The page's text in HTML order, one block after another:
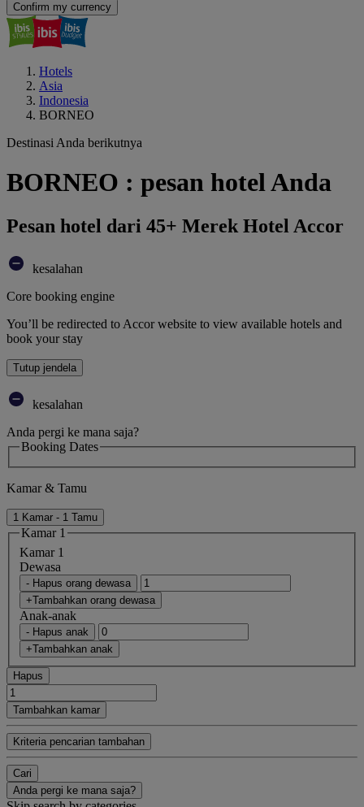
Confirm my currency
Hotels
Asia
Indonesia
BORNEO
Destinasi Anda berikutnya
BORNEO : pesan hotel Anda
Pesan hotel dari 45+ Merek Hotel Accor
kesalahan
Core booking engine
You’ll be redirected to Accor website to view available hotels and
book your stay
Tutup jendela
kesalahan
Anda pergi ke mana saja?
Booking Dates
Kamar & Tamu
1 Kamar - 1 Tamu
Kamar 1
Kamar 1
Dewasa
- Hapus orang dewasa
+Tambahkan orang dewasa
Anak-anak
- Hapus anak
+Tambahkan anak
Hapus
Tambahkan kamar
Kriteria pencarian tambahan
Cari
Anda pergi ke mana saja?